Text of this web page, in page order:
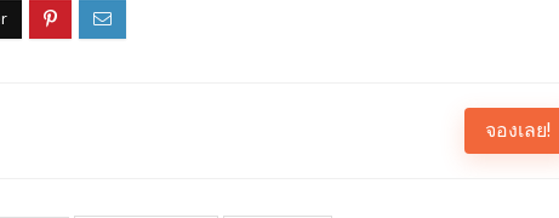
จองเลย!